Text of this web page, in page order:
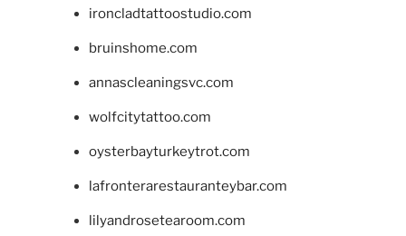
ironcladtattoostudio.com
bruinshome.com
annascleaningsvc.com
wolfcitytattoo.com
oysterbayturkeytrot.com
lafronterarestauranteybar.com
lilyandrosetearoom.com